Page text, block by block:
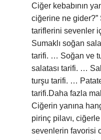
Ciğer kebabının
ciğerine ne gider?”
tariflerini sevenler
Sumaklı soğan
tarifi. … Soğan ve
salatası tarifi. …
turşu tarifi. …
tarifi.Daha fazla
Ciğerin yanına
pirinç pilavı,
sevenlerin favorisi